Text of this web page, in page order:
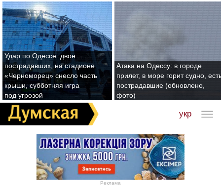
Удар по Одессе: двое
пострадавших, на стадионе
«Черноморец» снесло часть
крыши, субботняя игра
под угрозой
Атака на Одессу: в городе
прилет, в море горит судно,
пострадавшие (обновлено,
фото)
укр
Реклама